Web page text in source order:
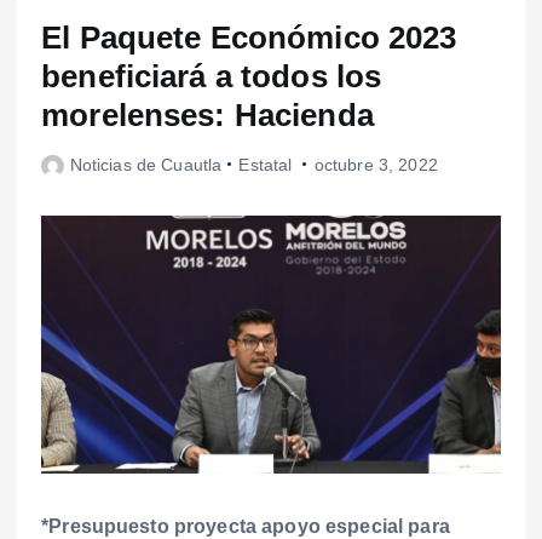
El Paquete Económico 2023
beneficiará a todos los
morelenses: Hacienda
Noticias de Cuautla Estatal octubre 3, 2022
*Presupuesto proyecta apoyo especial para